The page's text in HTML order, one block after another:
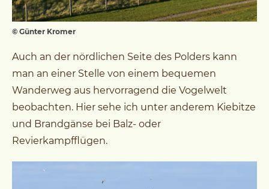
© Günter Kromer
Auch an der nördlichen Seite des Polders kann
man an einer Stelle von einem bequemen
Wanderweg aus hervorragend die Vogelwelt
beobachten. Hier sehe ich unter anderem Kiebitze
und Brandgänse bei Balz- oder
Revierkampfflügen.